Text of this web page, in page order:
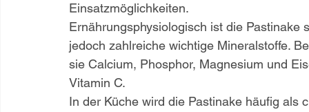
Einsatzmöglichkeiten.
Ernährungsphysiologisch ist die
jedoch zahlreiche wichtige Mineralstoffe.
sie Calcium, Phosphor, Magnesium und
Vitamin C.
In der Küche wird die Pastinake häufig